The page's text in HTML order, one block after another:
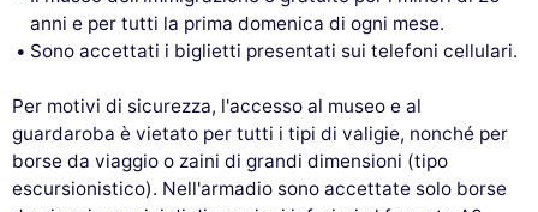
anni e per tutti la prima domenica di ogni mese.
Sono accettati i biglietti presentati sui telefoni cellulari.
Per motivi di sicurezza, l'accesso al museo e al
guardaroba è vietato per tutti i tipi di valigie, nonché per
borse da viaggio o zaini di grandi dimensioni (tipo
escursionistico). Nell'armadio sono accettate solo borse